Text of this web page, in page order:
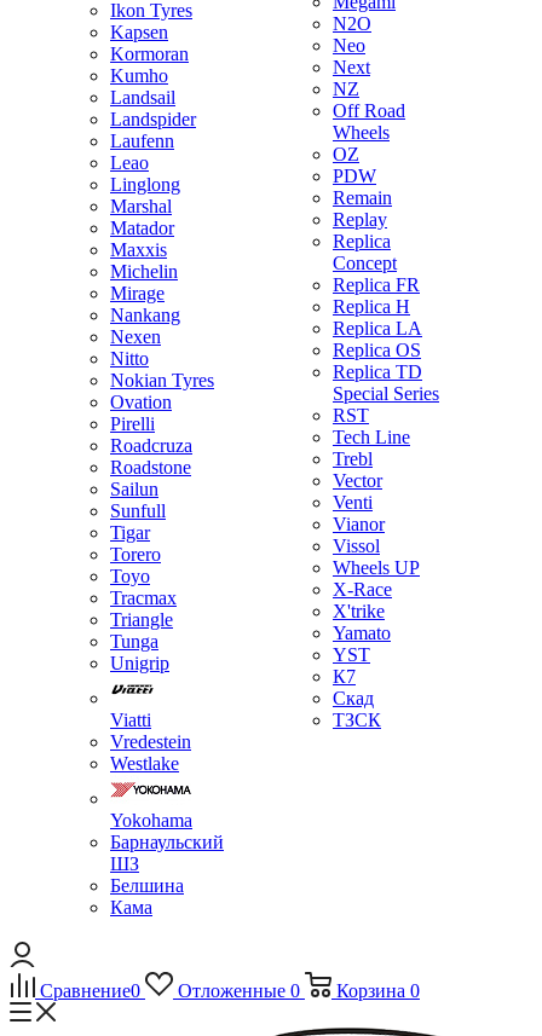
Ikon Tyres
Kapsen
Kormoran
Kumho
Landsail
Landspider
Laufenn
Leao
Linglong
Marshal
Matador
Maxxis
Michelin
Mirage
Nankang
Nexen
Nitto
Nokian Tyres
Ovation
Pirelli
Roadcruza
Roadstone
Sailun
Sunfull
Tigar
Torero
Toyo
Tracmax
Triangle
Tunga
Unigrip
Viatti
Vredestein
Westlake
Yokohama
Барнаульский
ШЗ
Белшина
Кама
N2O
Neo
Next
NZ
Off Road
Wheels
OZ
PDW
Remain
Replay
Replica
Concept
Replica FR
Replica H
Replica LA
Replica OS
Replica TD
Special Series
RST
Tech Line
Trebl
Vector
Venti
Vianor
Vissol
Wheels UP
X-Race
X'trike
Yamato
YST
К7
Скад
ТЗСК
Сравнение0 Отложенные 0 Корзина 0